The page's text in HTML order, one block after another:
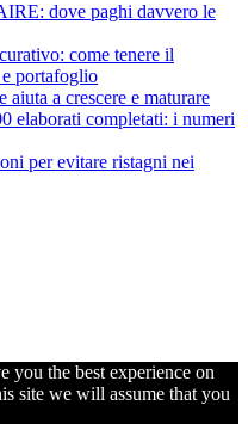
dove paghi davvero le
come tenere il
portafoglio
a crescere e maturare
elaborati completati: i numeri
per evitare ristagni nei
you the best experience on
site we will assume that you